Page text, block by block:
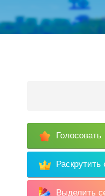
Голосовать
Раскрутить
Выделить